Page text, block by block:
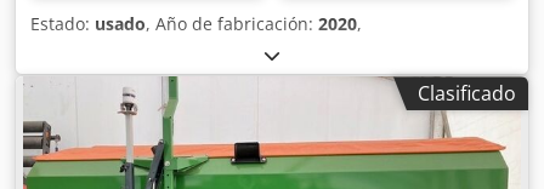
Estado: usado, Año de fabricación: 2020,
Clasificado